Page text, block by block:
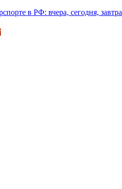
в РФ: вчера, сегодня, завтра